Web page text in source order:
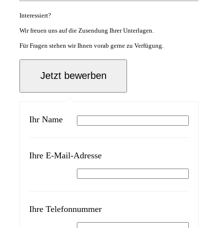
Interessiert?
Wir freuen uns auf die Zusendung Ihrer Unterlagen.
Für Fragen stehen wir Ihnen vorab gerne zu Verfügung.
Ihr Name
Ihre E-Mail-Adresse
Ihre Telefonnummer